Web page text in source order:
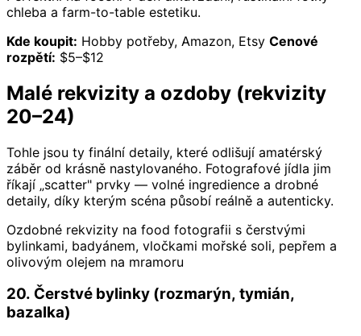
chleba a farm-to-table estetiku.
Kde koupit: Hobby potřeby, Amazon, Etsy Cenové
rozpětí: $5–$12
Malé rekvizity a ozdoby (rekvizity
20–24)
Tohle jsou ty finální detaily, které odlišují amatérský
záběr od krásně nastylovaného. Fotografové jídla jim
říkají „scatter" prvky — volné ingredience a drobné
detaily, díky kterým scéna působí reálně a autenticky.
Ozdobné rekvizity na food fotografii s čerstvými
bylinkami, badyánem, vločkami mořské soli, pepřem a
olivovým olejem na mramoru
20. Čerstvé bylinky (rozmarýn, tymián,
bazalka)